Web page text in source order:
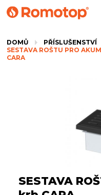
DOMŮ
PŘÍSLUŠENSTVÍ
SESTAVA ROŠTU PRO
CARA
SESTAVA